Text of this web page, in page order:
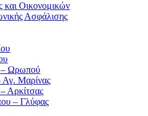
και Οικονομικών
Ασφάλισης
– Ωρωπού
Μαρίνας
Αρκίτσας
– Γλύφας